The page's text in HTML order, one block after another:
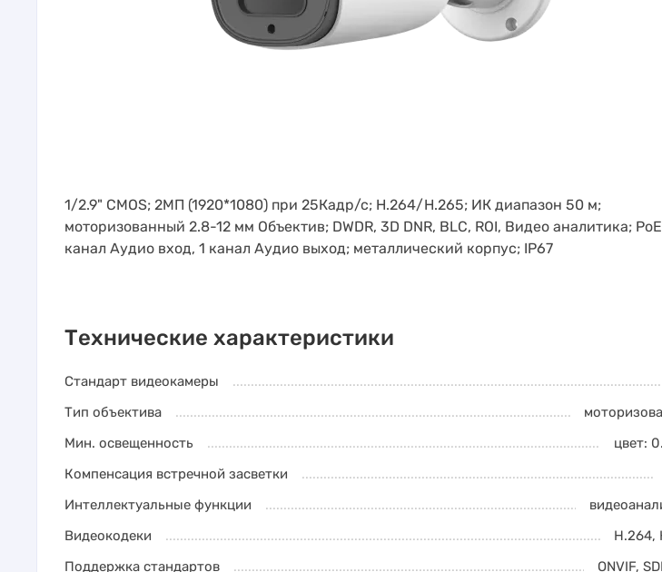
1/2.9" CMOS; 2МП (1920*1080) при 25Кадр/с; H.264/H.265; ИК диапазон 50 м;
моторизованный 2.8-12 мм Объектив; DWDR, 3D DNR, BLC, ROI, Видео аналитика;
канал Аудио вход, 1 канал Аудио выход; металлический корпус; IP67
Технические характеристики
Стандарт видеокамеры
Тип объектива
Мин. освещенность
цвет:
Компенсация встречной засветки
Интеллектуальные функции
Видеокодеки
H.264,
Поддержка стандартов
ONVIF,